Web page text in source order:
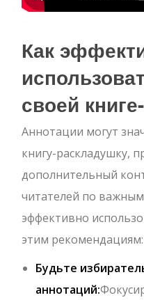
Как
своей
Аннотации могут
книгу-раскладушку,
дополнительный
читателей по
эффективно
этим рекомендациям:
Будьте
аннотаций: